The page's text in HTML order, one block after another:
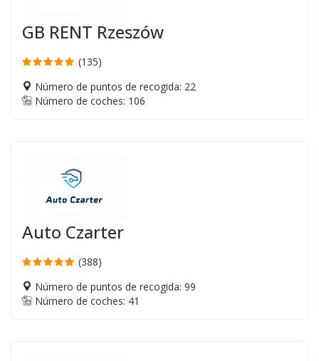
GB RENT Rzeszów
(135)
Número de puntos de recogida: 22
Número de coches: 106
Auto Czarter
(388)
Número de puntos de recogida: 99
Número de coches: 41